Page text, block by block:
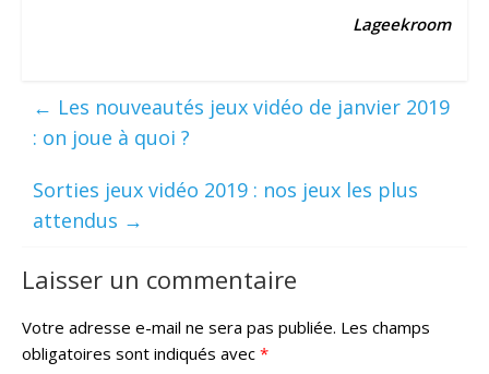
Lageekroom
← Les nouveautés jeux vidéo de janvier 2019
: on joue à quoi ?
Sorties jeux vidéo 2019 : nos jeux les plus
attendus →
Laisser un commentaire
Votre adresse e-mail ne sera pas publiée. Les champs
obligatoires sont indiqués avec *